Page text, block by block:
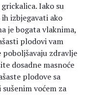
Iako su
izbjegavati ako
je bogata vlaknima,
plodovi vam
zdravlje
dosadne masnoće
plodove sa
voćem za